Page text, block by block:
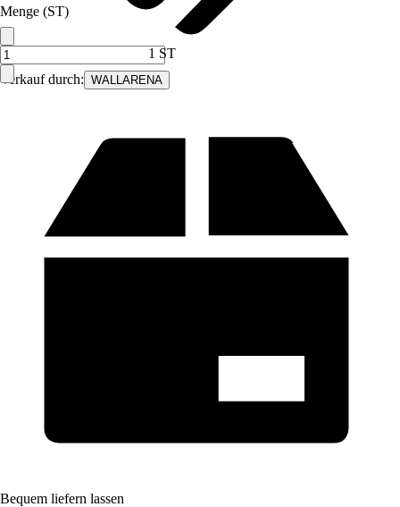
Verkauf durch: WALLARENA
Menge (ST)
1 ST
Bequem liefern lassen